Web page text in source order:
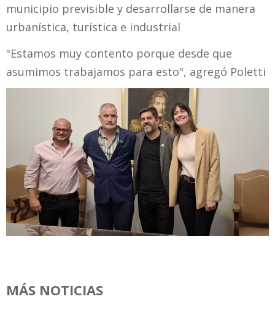
municipio previsible y desarrollarse de manera
urbanística, turística e industrial
"Estamos muy contento porque desde que
asumimos trabajamos para esto", agregó Poletti
MÁS NOTICIAS